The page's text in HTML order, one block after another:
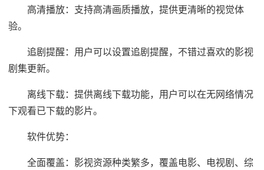
高清播放：支持高清画质播放，提供更清晰的视觉体
验。
追剧提醒：用户可以设置追剧提醒，不错过喜欢的影视
剧集更新。
离线下载：提供离线下载功能，用户可以在无网络情况
下观看已下载的影片。
软件优势：
全面覆盖：影视资源种类繁多，覆盖电影、电视剧、综